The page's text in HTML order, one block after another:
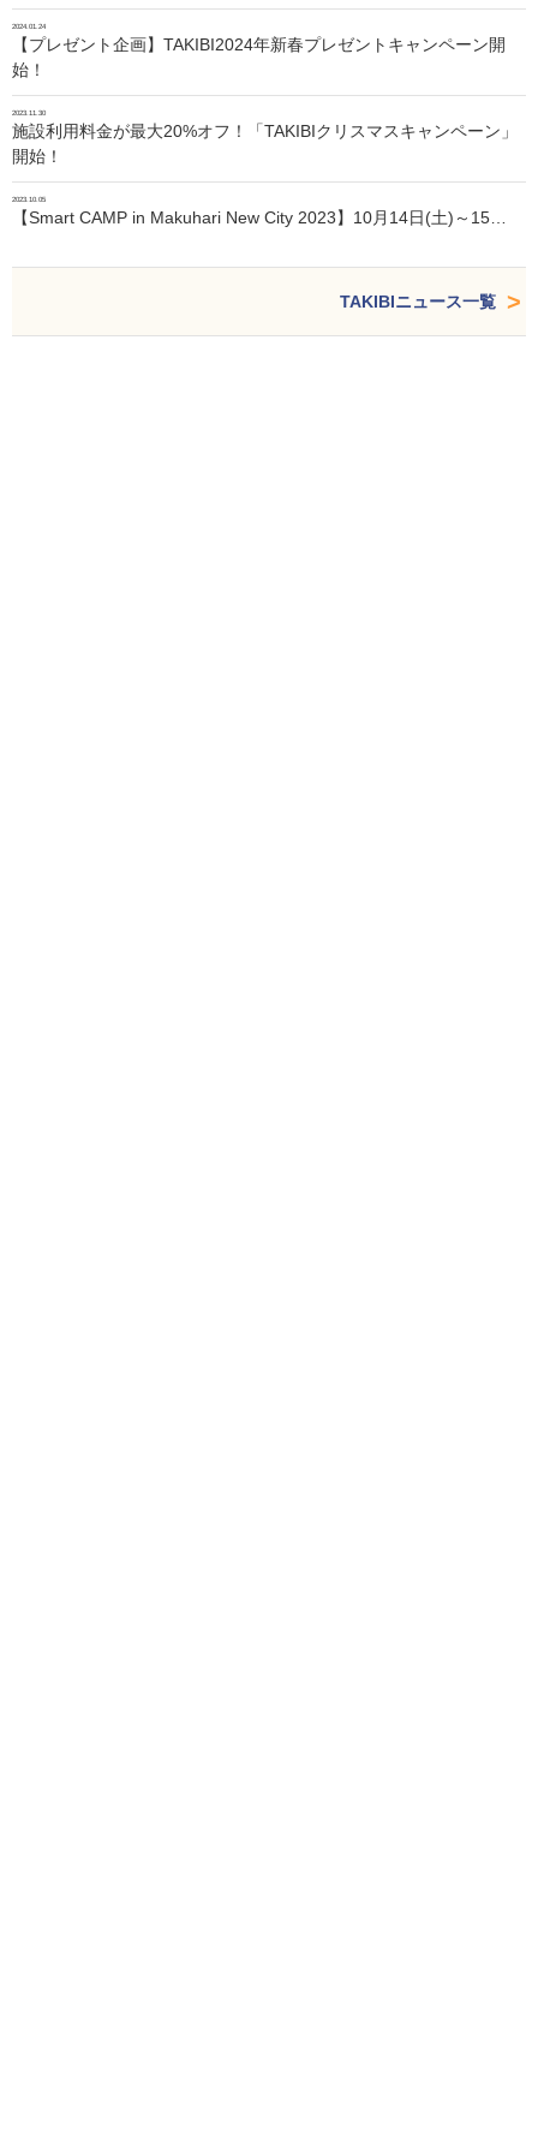
2024.01.24
【プレゼント企画】TAKIBI2024年新春プレゼントキャンペーン開
始！
2023.11.30
施設利用料金が最大20%オフ！「TAKIBIクリスマスキャンペーン」
開始！
2023.10.05
【Smart CAMP in Makuhari New City 2023】10月14日(土)～15…
TAKIBIニュース一覧